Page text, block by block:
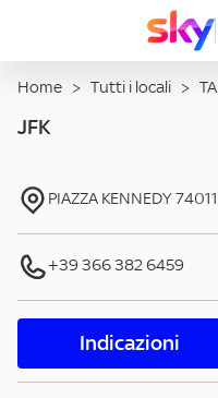
Home > Tutti i locali > TA
JFK
PIAZZA KENNEDY74011
+39 366 382 6459
Indicazioni